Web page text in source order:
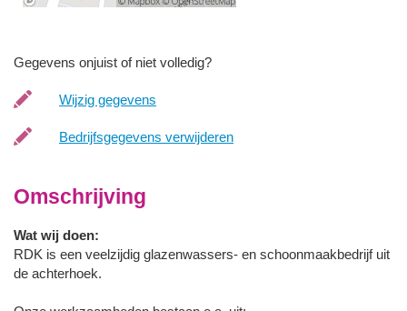
Gegevens onjuist of niet volledig?
Wijzig gegevens
Bedrijfsgegevens verwijderen
Omschrijving
Wat wij doen:
RDK is een veelzijdig glazenwassers- en schoonmaakbedrijf uit
de achterhoek.